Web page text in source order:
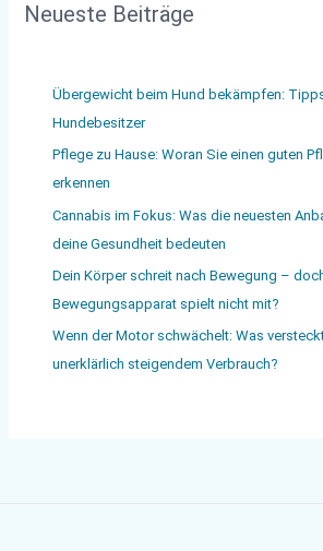
Neueste Beiträge
Übergewicht beim Hund bekämpfen:
Hundebesitzer
Pflege zu Hause: Woran Sie einen guten
erkennen
Cannabis im Fokus: Was die neuesten
deine Gesundheit bedeuten
Dein Körper schreit nach Bewegung –
Bewegungsapparat spielt nicht mit?
Wenn der Motor schwächelt: Was
unerklärlich steigendem Verbrauch?